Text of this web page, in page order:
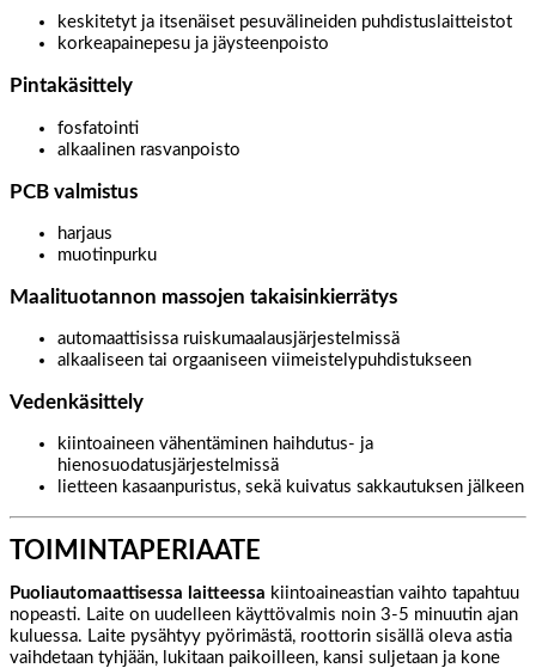
keskitetyt ja itsenäiset pesuvälineiden puhdistuslaitteistot
korkeapainepesu ja jäysteenpoisto
Pintakäsittely
fosfatointi
alkaalinen rasvanpoisto
PCB valmistus
harjaus
muotinpurku
Maalituotannon massojen takaisinkierrätys
automaattisissa ruiskumaalausjärjestelmissä
alkaaliseen tai orgaaniseen viimeistelypuhdistukseen
Vedenkäsittely
kiintoaineen vähentäminen haihdutus- ja
hienosuodatusjärjestelmissä
lietteen kasaanpuristus, sekä kuivatus sakkautuksen jälkeen
TOIMINTAPERIAATE
Puoliautomaattisessa laitteessa kiintoaineastian vaihto tapahtuu
nopeasti. Laite on uudelleen käyttövalmis noin 3-5 minuutin ajan
kuluessa. Laite pysähtyy pyörimästä, roottorin sisällä oleva astia
vaihdetaan tyhjään, lukitaan paikoilleen, kansi suljetaan ja kone